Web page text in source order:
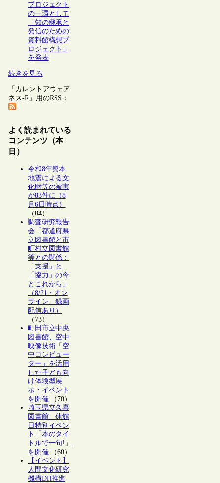
プロジェクト
の一環として
「知の継承と
発信のための
資料館構想プ
ロジェクト」
を発表
続きを見る
「カレントアウェア
ネス-R」用のRSS：
よく読まれている
コンテンツ（本
日）
令和8年熊本
地震による文
化財等の被害
が83件に（8
月6日時点）
（84）
調査研究報告
会「都道府県
立図書館と市
町村立図書館
等との関係：
「支援」と
「協力」の今
とこれから」
（8/21・オン
ライン、録画
配信あり）
（73）
町田市立中央
図書館、空中
映像技術「空
中コンピュー
ター」を活用
した子ども向
け体験型展
示・イベント
を開催（70）
埼玉県立久喜
図書館、休館
日特別イベン
ト「本のタイ
トルで一句!」
を開催（60）
【イベント】
人間文化研究
機構DH推進